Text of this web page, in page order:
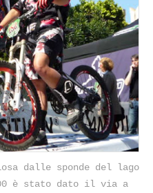
dalle sponde del lago
è stato dato il via a